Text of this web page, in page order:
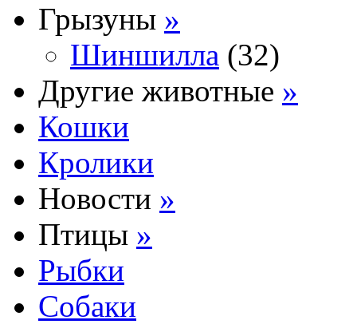
Грызуны »
Шиншилла (32)
Другие животные »
Кошки
Кролики
Новости »
Птицы »
Рыбки
Собаки